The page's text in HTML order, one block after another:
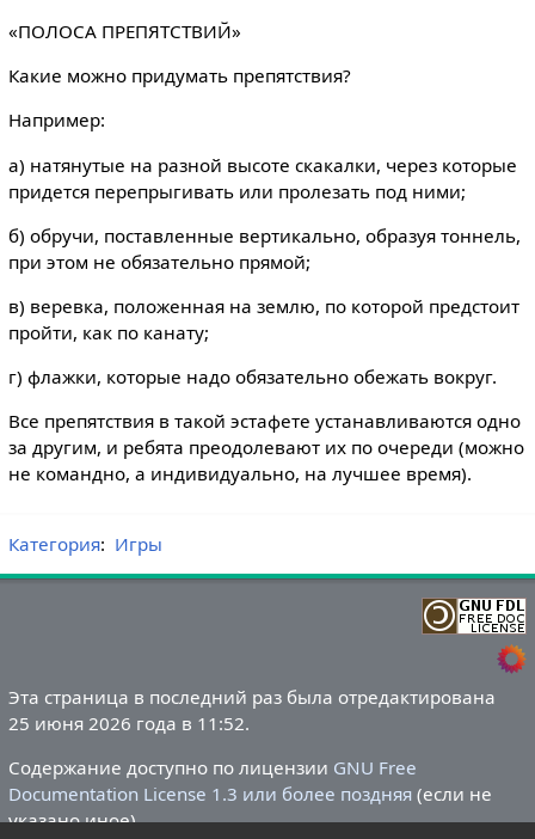
«ПОЛОСА ПРЕПЯТСТВИЙ»
Какие можно придумать препятствия?
Например:
а) натянутые на разной высоте скакалки, через которые
придется перепрыгивать или пролезать под ними;
б) обручи, поставленные вертикально, образуя тоннель,
при этом не обязательно прямой;
в) веревка, положенная на землю, по которой предстоит
пройти, как по канату;
г) флажки, которые надо обязательно обежать вокруг.
Все препятствия в такой эстафете устанавливаются одно
за другим, и ребята преодолевают их по очереди (можно
не командно, а индивидуально, на лучшее время).
Категория: Игры
Эта страница в последний раз была отредактирована
25 июня 2026 года в 11:52.
Содержание доступно по лицензии GNU Free
Documentation License 1.3 или более поздняя(если не
указано иное).